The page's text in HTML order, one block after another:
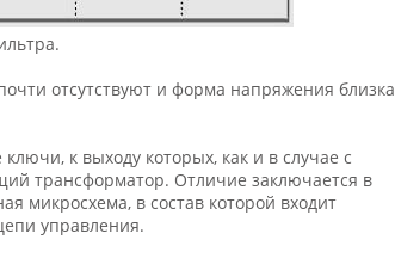
отсутствуют и форма напряжения близка
к выходу которых, как и в случае с
трансформатор. Отличие заключается в
микросхема, в состав которой входит
управления.